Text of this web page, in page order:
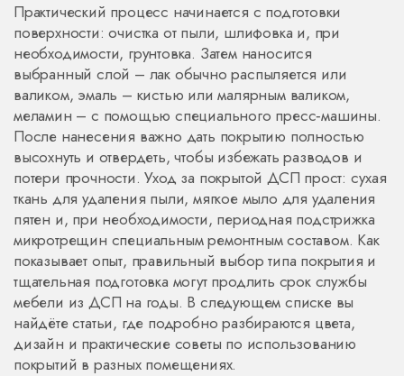
Практический процесс начинается с подготовки
поверхности: очистка от пыли, шлифовка и, при
необходимости, грунтовка. Затем наносится
выбранный слой – лак обычно распыляется или
валиком, эмаль – кистью или малярным валиком,
меламин – с помощью специального пресс‑машины.
После нанесения важно дать покрытию полностью
высохнуть и отвердеть, чтобы избежать разводов и
потери прочности. Уход за покрытой ДСП прост: сухая
ткань для удаления пыли, мягкое мыло для удаления
пятен и, при необходимости, периодная подстрижка
микротрещин специальным ремонтным составом. Как
показывает опыт, правильный выбор типа покрытия и
тщательная подготовка могут продлить срок службы
мебели из ДСП на годы. В следующем списке вы
найдёте статьи, где подробно разбираются цвета,
дизайн и практические советы по использованию
покрытий в разных помещениях.